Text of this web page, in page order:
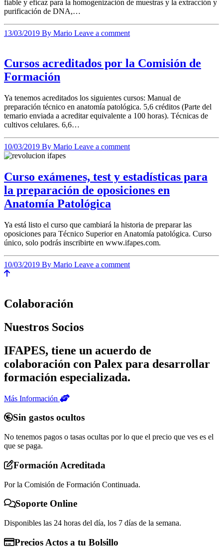
fiable y eficaz para la homogenización de muestras y la extracción y
purificación de DNA,…
13/03/2019 By Mario Leave a comment
Cursos acreditados por la Comisión de
Formación
Ya tenemos acreditados los siguientes cursos: Manual de
preparación técnico en anatomía patológica. 5,6 créditos (Parte del
temario enviada a acreditar equivalente a 100 horas). Técnicas de
cultivos celulares. 6,6…
10/03/2019 By Mario Leave a comment
Curso exámenes, test y estadísticas para
la preparación de oposiciones en
Anatomía Patológica
Ya está listo el curso que cambiará la historia de preparar las
oposiciones para Técnico Superior en Anatomía patológica. Curso
único, solo podrás inscribirte en www.ifapes.com.
10/03/2019 By Mario Leave a comment
Colaboración
Nuestros Socios
IFAPES, tiene un acuerdo de
colaboración con Palex para desarrollar
formación especializada.
Más Información
Sin gastos ocultos
No tenemos pagos o tasas ocultas por lo que el precio que ves es el
que se paga.
Formación Acreditada
Por la Comisión de Formación Continuada.
Soporte Online
Disponibles las 24 horas del día, los 7 días de la semana.
Precios Actos a tu Bolsillo